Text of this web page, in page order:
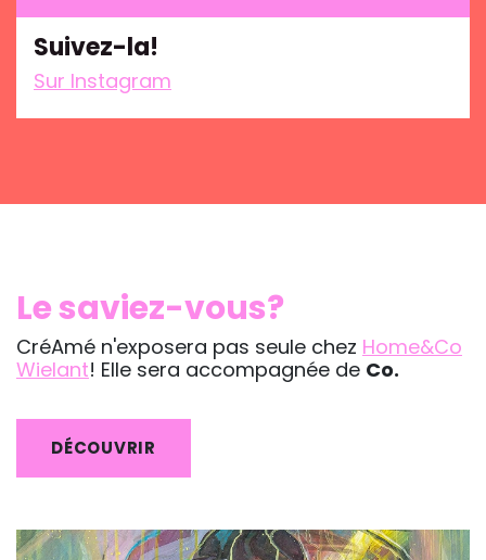
Suivez-la!
Sur Instagram
Le saviez-vous?
CréAmé n'exposera pas seule chez Home&Co
Wielant! Elle sera accompagnée de Co.
DÉCOUVRIR